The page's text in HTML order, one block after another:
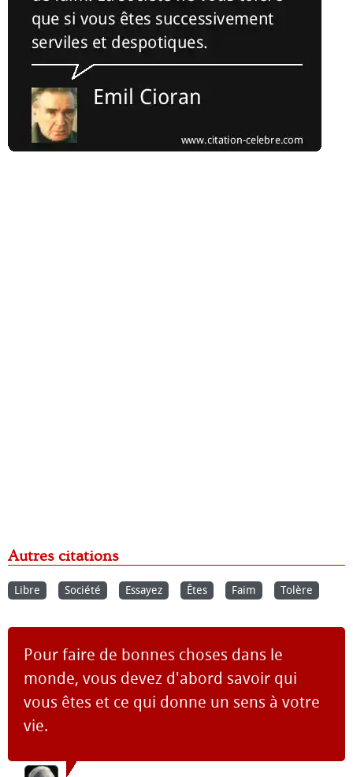
Autres citations
Libre Société Essayez Êtes Faim Tolère
Pour faire de bonnes choses dans le
monde, vous devez d'abord savoir qui
vous êtes et ce qui donne un sens à votre
vie.